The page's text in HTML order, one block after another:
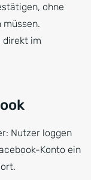
ohne
müssen.
direkt im
Nutzer loggen
Konto ein